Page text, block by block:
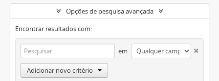
Opções de pesquisa avançada
Encontrar resultados com:
em
Adicionar novo critério